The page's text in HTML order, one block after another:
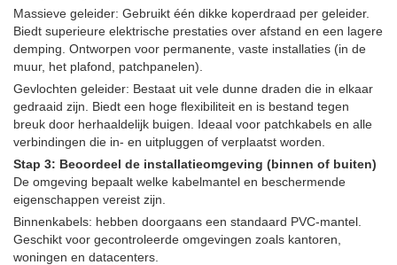
Massieve geleider: Gebruikt één dikke koperdraad per geleider.
Biedt superieure elektrische prestaties over afstand en een lagere
demping. Ontworpen voor permanente, vaste installaties (in de
muur, het plafond, patchpanelen).
Gevlochten geleider: Bestaat uit vele dunne draden die in elkaar
gedraaid zijn. Biedt een hoge flexibiliteit en is bestand tegen
breuk door herhaaldelijk buigen. Ideaal voor patchkabels en alle
verbindingen die in- en uitpluggen of verplaatst worden.
Stap 3: Beoordeel de installatieomgeving (binnen of buiten)
De omgeving bepaalt welke kabelmantel en beschermende
eigenschappen vereist zijn.
Binnenkabels: hebben doorgaans een standaard PVC-mantel.
Geschikt voor gecontroleerde omgevingen zoals kantoren,
woningen en datacenters.